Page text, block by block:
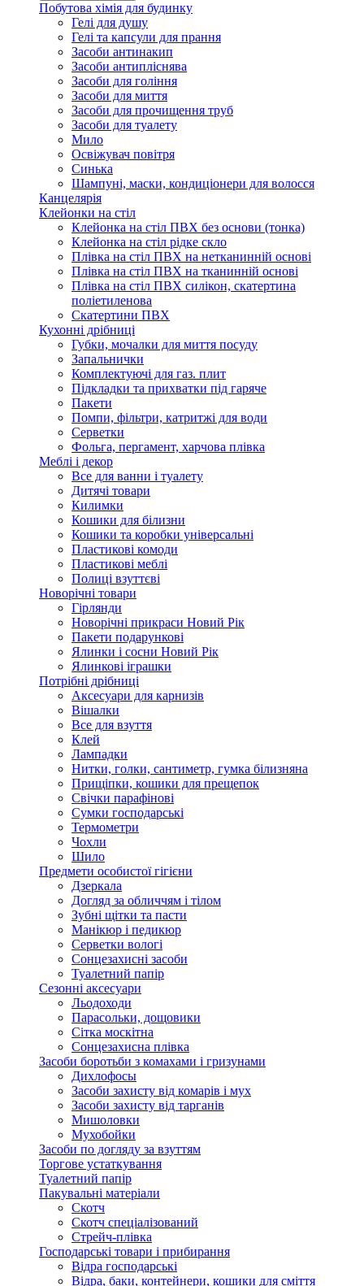
Побутова хімія для будинку
Гелі для душу
Гелі та капсули для прання
Засоби антинакип
Засоби антипліснява
Засоби для гоління
Засоби для миття
Засоби для прочищення труб
Засоби для туалету
Мило
Освіжувач повітря
Синька
Шампуні, маски, кондиціонери для волосся
Канцелярія
Клейонки на стіл
Клейонка на стіл ПВХ без основи (тонка)
Клейонка на стіл рідке скло
Плівка на стіл ПВХ на нетканинній основі
Плівка на стіл ПВХ на тканинній основі
Плівка на стіл ПВХ силікон, скатертина
поліетиленова
Скатертини ПВХ
Кухонні дрібниці
Губки, мочалки для миття посуду
Запальнички
Комплектуючі для газ. плит
Підкладки та прихватки під гаряче
Пакети
Помпи, фільтри, катритжі для води
Серветки
Фольга, пергамент, харчова плівка
Меблі і декор
Все для ванни і туалету
Дитячі товари
Килимки
Кошики для білизни
Кошики та коробки універсальні
Пластикові комоди
Пластикові меблі
Полиці взуттєві
Новорічні товари
Гірлянди
Новорічні прикраси Новий Рік
Пакети подарункові
Ялинки і сосни Новий Рік
Ялинкові іграшки
Потрібні дрібниці
Аксесуари для карнизів
Вішалки
Все для взуття
Клей
Лампадки
Нитки, голки, сантиметр, гумка білизняна
Прищіпки, кошики для прещепок
Свічки парафінові
Сумки господарські
Термометри
Чохли
Шило
Предмети особистої гігієни
Дзеркала
Догляд за обличчям і тілом
Зубні щітки та пасти
Манікюр і педикюр
Серветки вологі
Сонцезахисні засоби
Туалетний папір
Сезонні аксесуари
Льодоходи
Парасольки, дощовики
Сітка москітна
Сонцезахисна плівка
Засоби боротьби з комахами і гризунами
Дихлофосы
Засоби захисту від комарів і мух
Засоби захисту від тарганів
Мишоловки
Мухобойки
Засоби по догляду за взуттям
Торгове устаткування
Туалетний папір
Пакувальні матеріали
Скотч
Скотч спеціалізований
Стрейч-плівка
Господарські товари і прибирання
Відра господарські
Відра, баки, контейнери, кошики для сміття